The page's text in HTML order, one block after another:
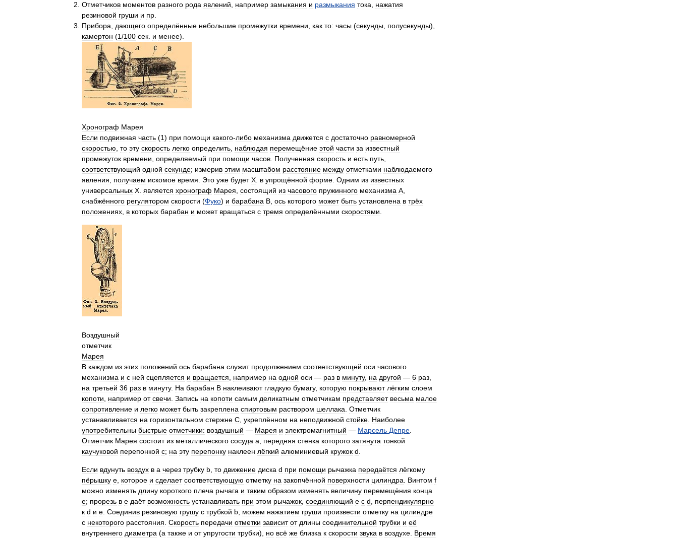
Отметчиков моментов разного рода явлений, например замыкания и размыкания тока, нажатия
резиновой груши и пр.
Прибора, дающего определённые небольшие промежутки времени, как то: часы (секунды, полусекунды),
камертон (1/100 сек. и менее).
Хронограф Марея
Если подвижная часть (1) при помощи какого-либо механизма движется с достаточно равномерной
скоростью то эту скорость легко определить наблюдая перемещёние этой части за известный
промежуток времени определяемый при помощи часов Полученная скорость и есть путь
соответствующий одной секунде; измерив этим масштабом расстояние между отметками наблюдаемого
явления
получаем искомое время Это уже будет X в упрощённой форме Одним из известных
универсальных X является хронограф Марея состоящий из часового пружинного механизма А
снабжённого регулятором скорости (Фуко) и барабана В ось которого может быть установлена в трёх
положениях в которых барабан и может вращаться с тремя определёнными скоростями
Воздушный
отметчик
Марея
В каждом из этих положений ось барабана служит продолжением соответствующей оси часового
механизма и с ней сцепляется и вращается например на одной оси — раз в минуту, на другой — 6 раз
на третьей 36 раз в минуту. На барабан В наклеивают гладкую бумагу, которую покрывают лёгким слоем
копоти
например от свечи Запись на копоти самым деликатным отметчикам представляет весьма малое
сопротивление и легко может быть закреплена спиртовым раствором шеллака Отметчик
устанавливается на горизонтальном стержне С укреплённом на неподвижной стойке Наиболее
употребительны быстрые отметчики: воздушный — Марея и электромагнитный — Марсель Депре
Отметчик Марея состоит из металлического сосуда а передняя стенка которого затянута тонкой
каучуковой перепонкой с; на эту перепонку наклеен лёгкий алюминиевый кружок d
Если вдунуть воздух в а через трубку b то движение диска d при помощи рычажка передаётся лёгкому
пёрышку е которое и сделает соответствующую отметку на закопчённой поверхности цилиндра Винтом f
можно изменять длину короткого плеча рычага и таким образом изменять величину перемещёния конца
е; прорезь в е даёт возможность устанавливать при этом рычажок соединяющий е с d
перпендикулярно
к d и е Соединив резиновую грушу с трубкой b можем нажатием груши произвести отметку на цилиндре
с некоторого расстояния Скорость передачи отметки зависит от длины соединительной трубки и её
внутреннего диаметра (а также и от упругости трубки), но всё же близка к скорости звука в воздухе Время